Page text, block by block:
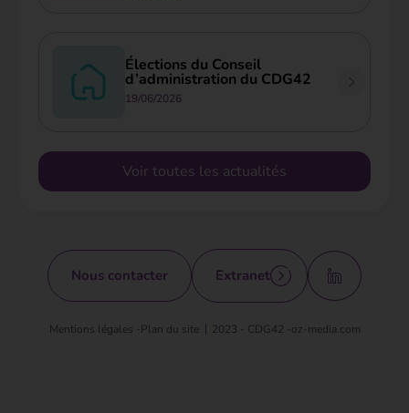
Voir toutes les actualités
Élections du Conseil
d’administration du CDG42
19/06/2026
Nous contacter Extranet
Mentions légales - Plan du site 2023 - CDG42 - oz-media.com